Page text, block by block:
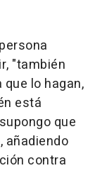
"también
lo hagan,
está
que
añadiendo
contra